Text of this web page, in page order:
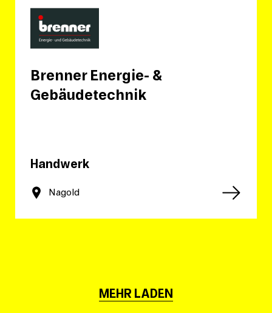
Brenner Energie- &
Gebäudetechnik
Handwerk
Nagold
MEHR LADEN